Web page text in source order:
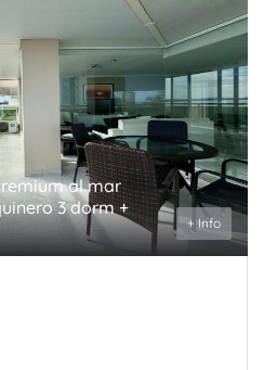
al mar
3 dorm +
+ Info